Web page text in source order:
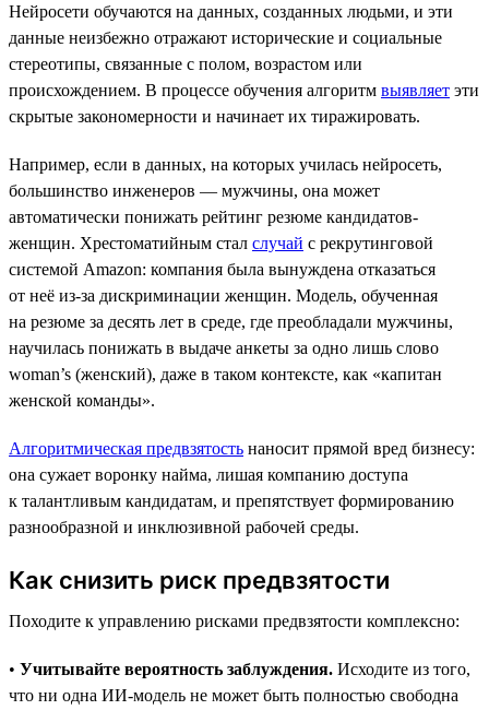
Нейросети обучаются на данных, созданных людьми, и эти
данные неизбежно отражают исторические и социальные
стереотипы, связанные с полом, возрастом или
происхождением. В процессе обучения алгоритм выявляет эти
скрытые закономерности и начинает их тиражировать.
Например, если в данных, на которых училась нейросеть,
большинство инженеров — мужчины, она может
автоматически понижать рейтинг резюме кандидатов-
женщин. Хрестоматийным стал случай с рекрутинговой
системой Amazon: компания была вынуждена отказаться
от неё из-за дискриминации женщин. Модель, обученная
на резюме за десять лет в среде, где преобладали мужчины,
научилась понижать в выдаче анкеты за одно лишь слово
woman’s (женский), даже в таком контексте, как «капитан
женской команды».
Алгоритмическая предвзятость наносит прямой вред бизнесу:
она сужает воронку найма, лишая компанию доступа
к талантливым кандидатам, и препятствует формированию
разнообразной и инклюзивной рабочей среды.
Как снизить риск предвзятости
Походите к управлению рисками предвзятости комплексно:
• Учитывайте вероятность заблуждения. Исходите из того,
что ни одна ИИ-модель не может быть полностью свободна